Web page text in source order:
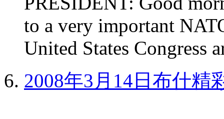
to a very important
United States Congress
2008年3月14日布什精